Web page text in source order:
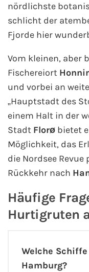
nördlichste
schlicht der
Fjorde hier
Vom kleinen, aber
Fischereiort
und vorbei an
„Hauptstadt des
einem Halt in der
Stadt Florø bietet
Möglichkeit, das
die Nordsee
Rückkehr nach
Häufige
Hurtigruten
Welche
Hamburg?